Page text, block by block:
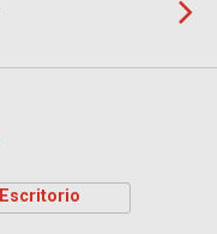
Escritorio